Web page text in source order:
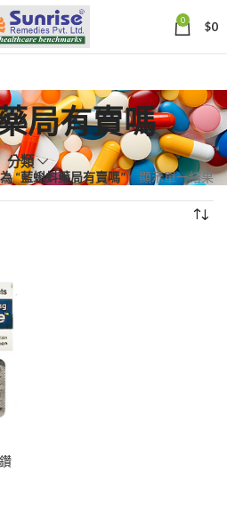
0 $0
局有賣嗎
分類
“藍蝌蚪藥局有賣嗎” 顯示單一結果